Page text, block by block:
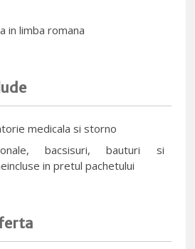
in limba romana
medicala si storno
bacsisuri, bauturi si
in pretul pachetului